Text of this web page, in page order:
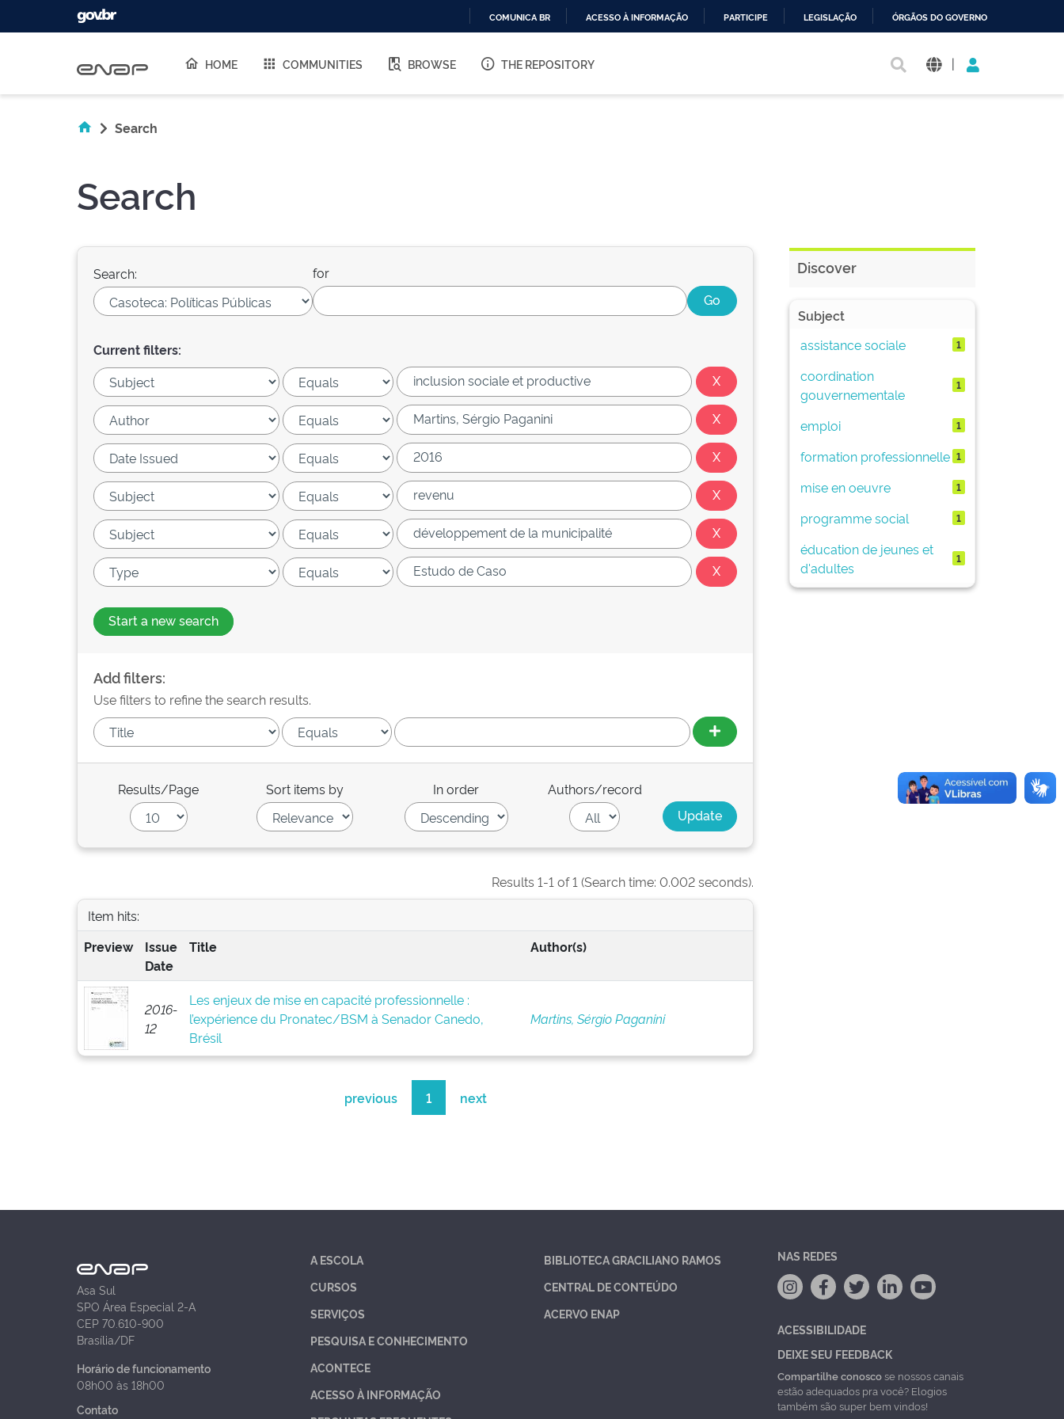
O
COMUNICA BR ACESSO À INFORMAÇÃO PARTICIPE LEGISLAÇÃO ÓRGÃOS DO GOVERNO
HOME COMMUNITIES BROWSE THE REPOSITORY |
Search
Search
Search: for
Current filters:
Start a new search
Add filters:
Use filters to refine the search results.
Results/Page Sort items by In order Authors/record
Results 1-1 of 1 (Search time: 0.002 seconds).
Item hits:
Preview
Issue
Date
Title Author(s)
2016-
12
Les enjeux de mise en capacité professionnelle :
l’expérience du Pronatec/BSM à Senador Canedo,
Brésil
Martins, Sérgio Paganini
previous 1 next
Discover
Subject
assistance sociale
1
coordination
gouvernementale
1
emploi 1
formation professionnelle 1
mise en oeuvre 1
programme social 1
éducation de jeunes et
d'adultes
1
Asa Sul
SPO Área Especial 2-A
CEP 70.610-900
Brasília/DF
Horário de funcionamento
08h00 às 18h00
Contato
A ESCOLA
CURSOS
SERVIÇOS
PESQUISA E CONHECIMENTO
ACONTECE
ACESSO À INFORMAÇÃO
BIBLIOTECA GRACILIANO RAMOS
CENTRAL DE CONTEÚDO
ACERVO ENAP
NAS REDES
ACESSIBILIDADE
DEIXE SEU FEEDBACK
Compartilhe conoscose nossos canais
estão adequados pra você? Elogios
também são super bem vindos!